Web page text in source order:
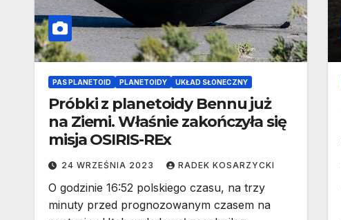
PAS PLANETOID PLANETOIDY UKŁAD SŁONECZNY
Próbki z planetoidy Bennu już
na Ziemi. Właśnie zakończyła się
misja OSIRIS-REx
24 WRZEŚNIA 2023 RADEK KOSARZYCKI
O godzinie 16:52 polskiego czasu, na trzy
minuty przed prognozowanym czasem na